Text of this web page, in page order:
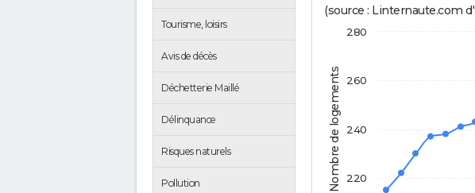
Tourisme, loisirs
Avis de décès
Déchetterie Maillé
Délinquance
Risques naturels
Pollution Nombre de logements
(source : Linternaute.com
220
240
260
280